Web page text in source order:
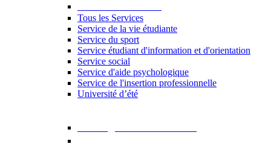
Tous les Services
Service de la vie étudiante
Service du sport
Service étudiant d'information et d'orientation
Service social
Service d'aide psychologique
Service de l'insertion professionnelle
Université d’été